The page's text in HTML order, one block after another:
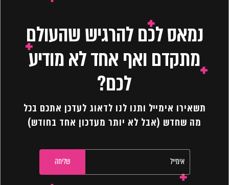
נמאס לכם להרגיש שהעולם
מתקדם ואף אחד לא מודיע
לכם?
תשאירו אימייל ותנו לנו לדאוג לעדכן אתכם בכל
מה שחדש (אבל לא יותר מעדכון אחד בחודש)